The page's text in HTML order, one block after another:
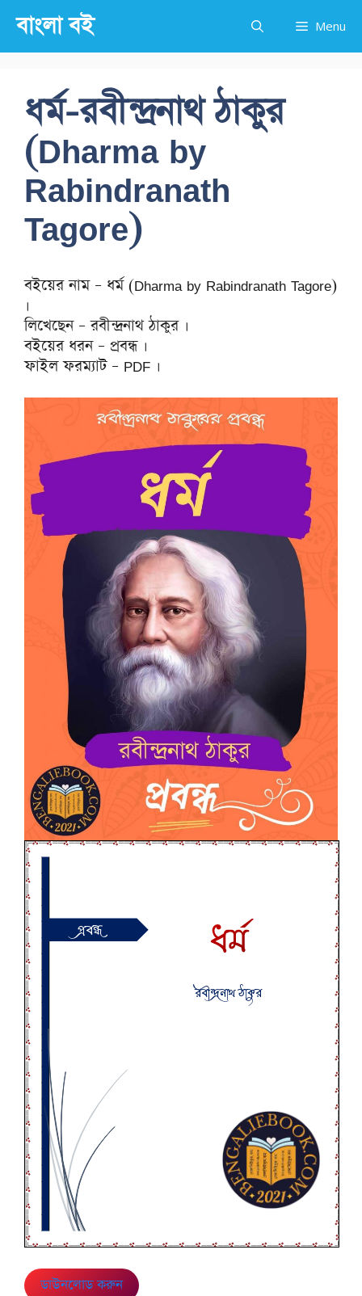
content
বাংলা বই Menu
ধর্ম-রবীন্দ্রনাথ ঠাকুর
(Dharma by
Rabindranath
Tagore)
বইয়ের নাম – ধর্ম (Dharma by Rabindranath Tagore)
।
লিখেছেন – রবীন্দ্রনাথ ঠাকুর ।
বইয়ের ধরন – প্রবন্ধ ।
ফাইল ফরম্যাট – PDF ।
ডাউনলোড করুন